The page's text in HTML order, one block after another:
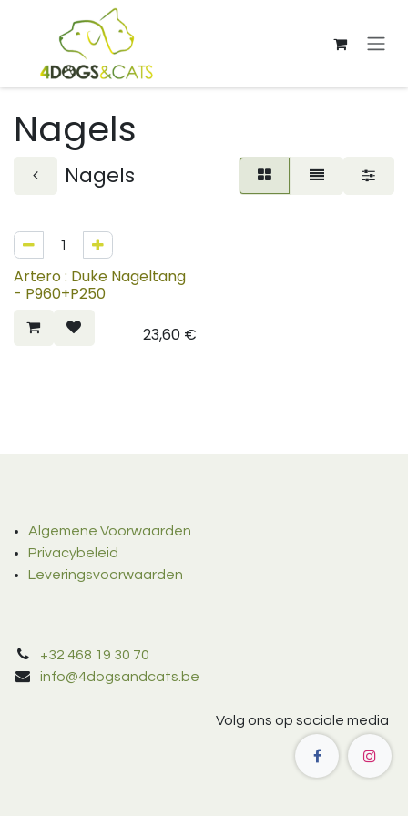
Overslaan naar inhoud
Nagels
Nagels
Artero : Duke Nageltang
- P960+P250
23,60€
Algemene Voorwaarden
Privacybeleid
Leveringsvoorwaarden
+32 468 19 30 70
info@4dogsandcats.be
Volg ons op sociale media